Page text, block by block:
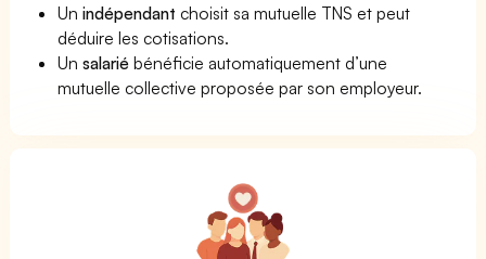
Unindépendant choisit sa mutuelle TNS et peut
déduire les cotisations.
Unsalarié bénéficie automatiquement d’une
mutuelle collective proposée par son employeur.